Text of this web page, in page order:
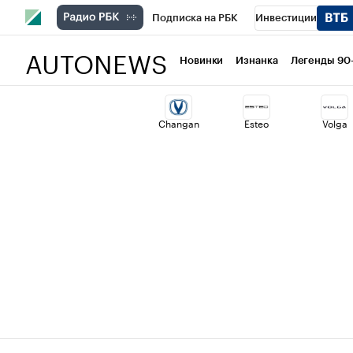
Подписка на РБК Инвестиции
Национальные проекты Город
Кредитные рейтинги Франшизы
AUTONEWS Новинки Изнанка Легенды
Changan Esteo Volga